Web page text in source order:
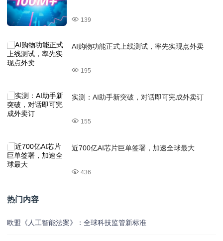
139
AI购物功能正式上线测试，率先实现点外卖
195
实测：AI助手新突破，对话即可完成外卖订
155
近700亿AI芯片巨单签署，加速全球最大
436
热门内容
欧盟《人工智能法案》：全球科技监管新标准